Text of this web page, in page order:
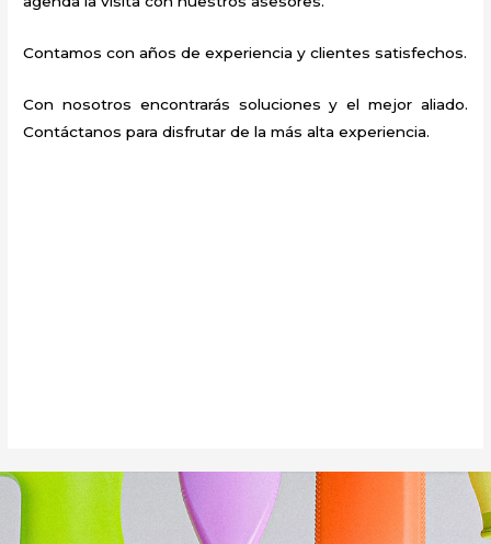
Contamos con años de experiencia y clientes satisfechos.
Con nosotros encontrarás soluciones y el mejor aliado.
Contáctanos para disfrutar de la más alta experiencia.